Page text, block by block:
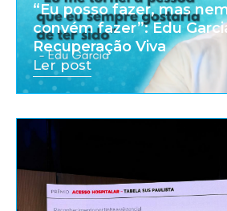
“Eu posso fazer, mas
convém fazer”: Edu
Recuperação Viva
Ler post